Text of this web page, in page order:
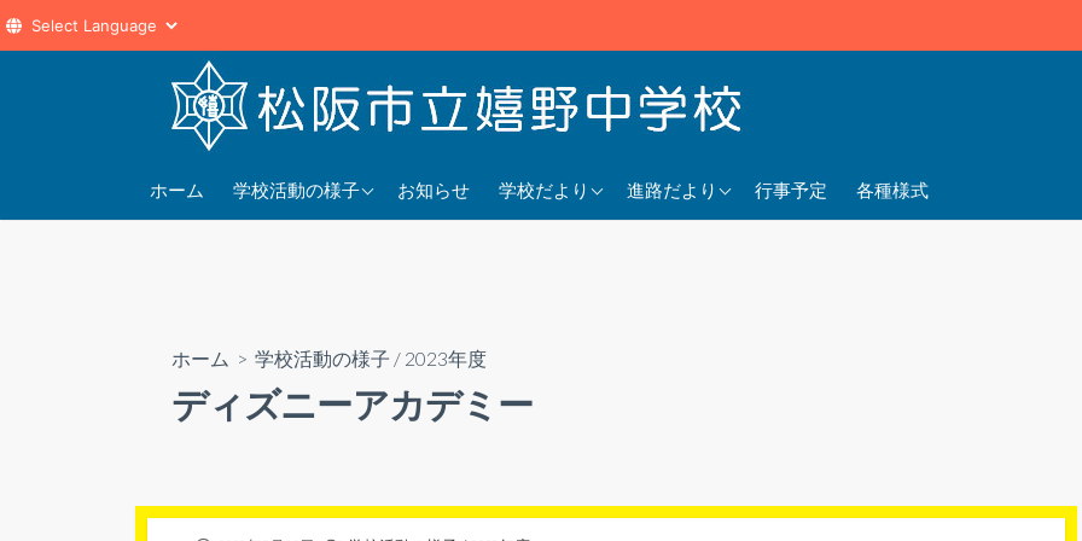
へ
ホーム 学校活動の様子
2025年度
お知らせ 学校だより
2025年度
進路だより
2025年度
行事予定 各種様式
ホーム > 学校活動の様子 / 2023年度
ディズニーアカデミー